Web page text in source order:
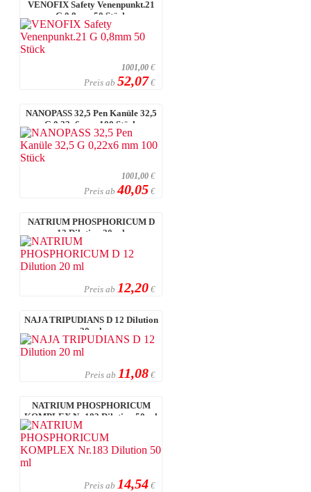
VENOFIX Safety Venenpunkt.21
G 0,8mm 50 Stück
1001,00 €
Preis ab 52,07 €
NANOPASS 32,5 Pen Kanüle 32,5
G 0,22x6 mm 100 Stück
1001,00 €
Preis ab 40,05 €
NATRIUM PHOSPHORICUM D
12 Dilution 20 ml
Preis ab 12,20 €
NAJA TRIPUDIANS D 12 Dilution
20 ml
Preis ab 11,08 €
NATRIUM PHOSPHORICUM
KOMPLEX Nr.183 Dilution 50 ml
Preis ab 14,54 €